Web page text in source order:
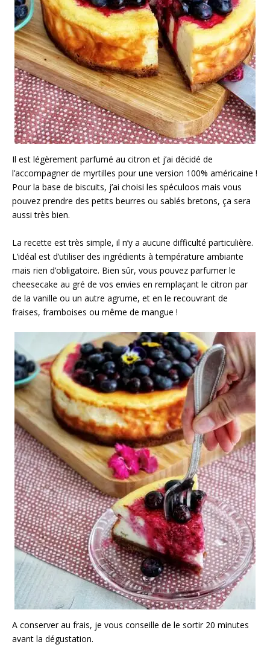
Il est légèrement parfumé au citron et j’ai décidé de
l’accompagner de myrtilles pour une version 100% américaine !
Pour la base de biscuits, j’ai choisi les spéculoos mais vous
pouvez prendre des petits beurres ou sablés bretons, ça sera
aussi très bien.
La recette est très simple, il n’y a aucune difficulté particulière.
L’idéal est d’utiliser des ingrédients à température ambiante
mais rien d’obligatoire. Bien sûr, vous pouvez parfumer le
cheesecake au gré de vos envies en remplaçant le citron par
de la vanille ou un autre agrume, et en le recouvrant de
fraises, framboises ou même de mangue !
A conserver au frais, je vous conseille de le sortir 20 minutes
avant la dégustation.